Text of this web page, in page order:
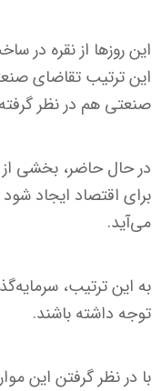
این روزها از نقره در
این ترتیب تقاضای
صنعتی هم در نظر
در حال حاضر، بخشی
برای اقتصاد ایجاد
می‌آید.
به این ترتیب،
توجه داشته باشند.
با در نظر گرفتن این